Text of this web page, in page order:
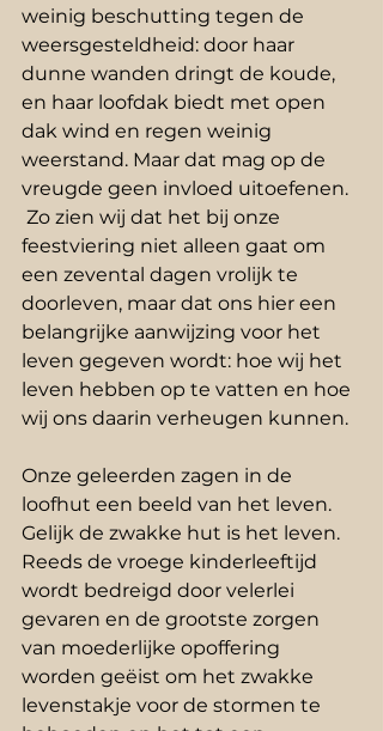
weinig beschutting tegen de
weersgesteldheid: door haar
dunne wanden dringt de koude,
en haar loofdak biedt met open
dak wind en regen weinig
weerstand. Maar dat mag op de
vreugde geen invloed uitoefenen.
feestviering niet alleen gaat om
een zevental dagen vrolijk te
doorleven, maar dat ons hier een
belangrijke aanwijzing voor het
leven gegeven wordt: hoe wij het
leven hebben op te vatten en hoe
wij ons daarin verheugen kunnen.
Onze geleerden zagen in de
loofhut een beeld van het leven.
Gelijk de zwakke hut is het leven.
Reeds de vroege kinderleeftijd
wordt bedreigd door velerlei
gevaren en de grootste zorgen
van moederlijke opoffering
worden geëist om het zwakke
levenstakje voor de stormen te